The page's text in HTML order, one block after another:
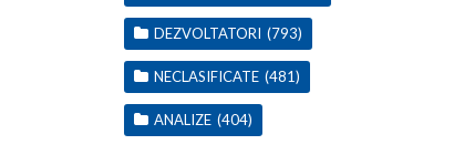
DEZVOLTATORI (793)
NECLASIFICATE (481)
ANALIZE (404)